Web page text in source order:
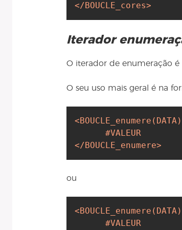
</BOUCLE_cores>
Iterador
O iterador de enumeração
O seu uso mais geral é na
<BOUCLE_enumere (DATA)
#VALEUR
</BOUCLE_enumere>
ou
<BOUCLE_enumere (DATA)
#VALEUR